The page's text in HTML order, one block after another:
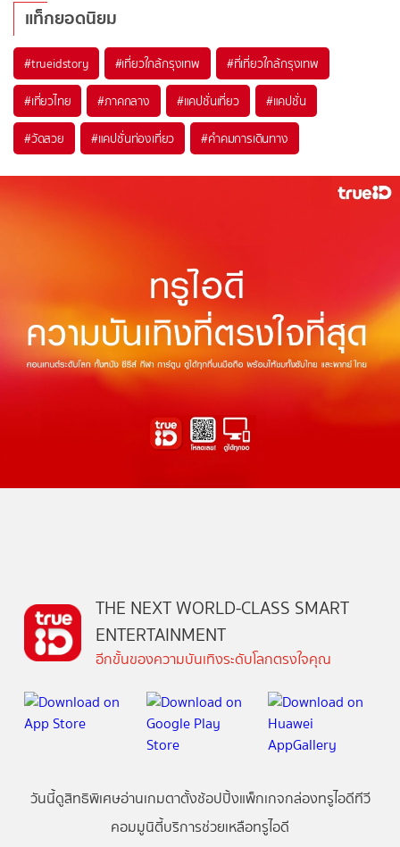
แท็กยอดนิยม
#trueidstory #เที่ยวใกล้กรุงเทพ #ที่เที่ยวใกล้กรุงเทพ
#เที่ยวไทย #ภาคกลาง #แคปชั่นเที่ยว #แคปชั่น
#วัดสวย #แคปชั่นท่องเที่ยว #คำคมการเดินทาง
THE NEXT WORLD-CLASS SMART
ENTERTAINMENT
อีกขั้นของความบันเทิงระดับโลกตรงใจคุณ
วันนี้ดูสิทธิพิเศษอ่านเกมตาตั้งช้อปปิ้งแพ็กเกจกล่องทรูไอดีทีวี
คอมมูนิตี้บริการช่วยเหลือทรูไอดี